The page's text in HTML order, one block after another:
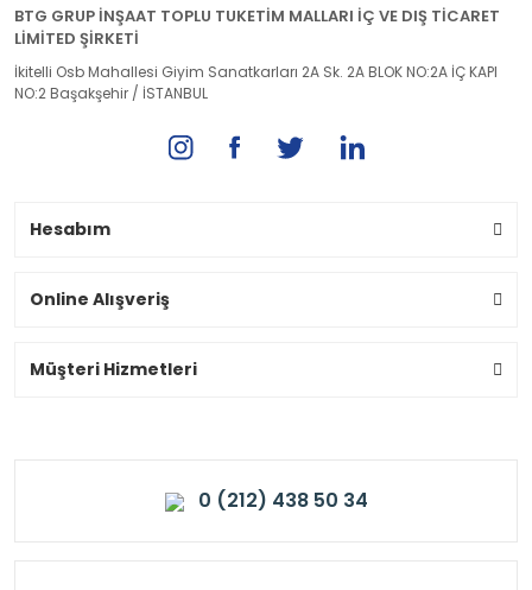
BTG GRUP İNŞAAT TOPLU TUKETİM MALLARI İÇ VE DIŞ TİCARET
LİMİTED ŞİRKETİ
İkitelli Osb Mahallesi Giyim Sanatkarları 2A Sk. 2A BLOK NO:2A İÇ KAPI
NO:2 Başakşehir / İSTANBUL
Hesabım
Online Alışveriş
Müşteri Hizmetleri
0 (212) 438 50 34